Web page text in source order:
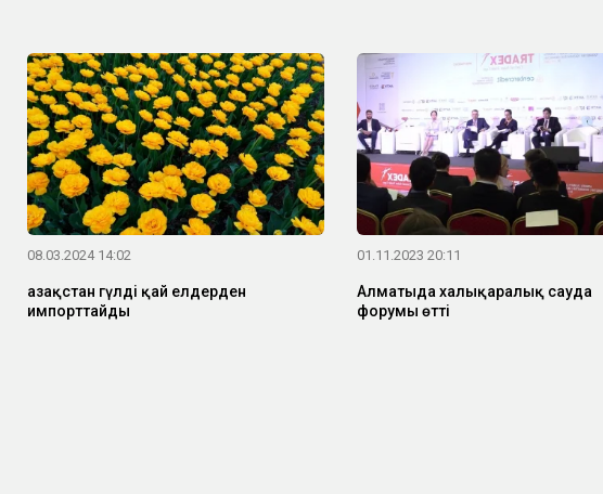
08.03.2024 14:02
Қазақстан гүлді қай елдерден
импорттайды
01.11.2023 20:11
Алматыда халықаралық сауда
форумы өтті